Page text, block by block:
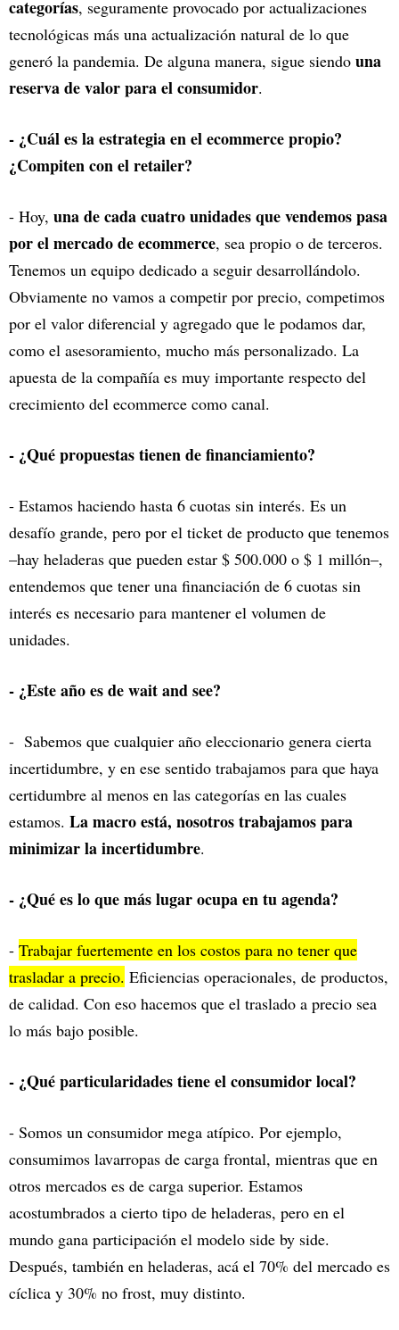
categorías, seguramente provocado por actualizaciones
tecnológicas más una actualización natural de lo que
generó la pandemia. De alguna manera, sigue siendo una
reserva de valor para el consumidor.
- ¿Cuál es la estrategia en el ecommerce propio?
¿Compiten con el retailer?
- Hoy, una de cada cuatro unidades que vendemos pasa
por el mercado de ecommerce, sea propio o de terceros.
Tenemos un equipo dedicado a seguir desarrollándolo.
Obviamente no vamos a competir por precio, competimos
por el valor diferencial y agregado que le podamos dar,
como el asesoramiento, mucho más personalizado. La
apuesta de la compañía es muy importante respecto del
crecimiento del ecommerce como canal.
- ¿Qué propuestas tienen de financiamiento?
- Estamos haciendo hasta 6 cuotas sin interés. Es un
desafío grande, pero por el ticket de producto que tenemos
–hay heladeras que pueden estar $ 500.000 o $ 1 millón–,
entendemos que tener una financiación de 6 cuotas sin
interés es necesario para mantener el volumen de
unidades.
- ¿Este año es de wait and see?
- Sabemos que cualquier año eleccionario genera cierta
incertidumbre, y en ese sentido trabajamos para que haya
certidumbre al menos en las categorías en las cuales
estamos. La macro está, nosotros trabajamos para
minimizar la incertidumbre.
- ¿Qué es lo que más lugar ocupa en tu agenda?
- Trabajar fuertemente en los costos para no tener que
trasladar a precio. Eficiencias operacionales, de productos,
de calidad. Con eso hacemos que el traslado a precio sea
lo más bajo posible.
- ¿Qué particularidades tiene el consumidor local?
- Somos un consumidor mega atípico. Por ejemplo,
consumimos lavarropas de carga frontal, mientras que en
otros mercados es de carga superior. Estamos
acostumbrados a cierto tipo de heladeras, pero en el
mundo gana participación el modelo side by side.
Después, también en heladeras, acá el 70% del mercado es
cíclica y 30% no frost, muy distinto.